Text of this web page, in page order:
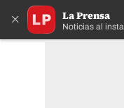
× La Prensa
Noticias al